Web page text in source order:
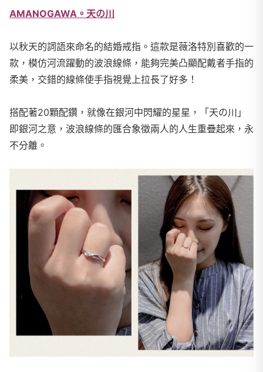
AMANOGAWA。天の川
以秋天的詞語來命名的結婚戒指。這款是薇洛特別喜歡的一
款，模仿河流躍動的波浪線條，能夠完美凸顯配戴者手指的
柔美，交錯的線條使手指視覺上拉長了好多！
搭配著20顆配鑽，就像在銀河中閃耀的星星，「天の川」
即銀河之意，波浪線條的匯合象徵兩人的人生重疊起來，永
不分離。